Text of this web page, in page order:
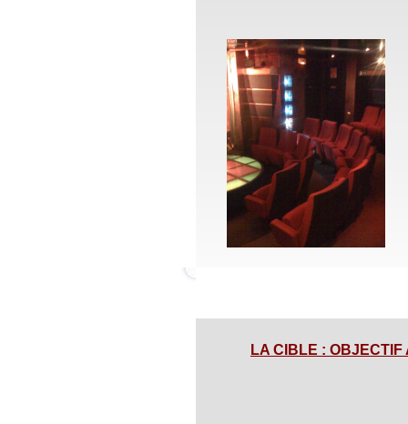
LA CIBLE :